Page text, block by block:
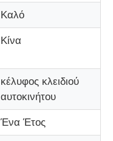
Καλό
Κίνα
κέλυφος κλειδιού
αυτοκινήτου
Ένα Έτος